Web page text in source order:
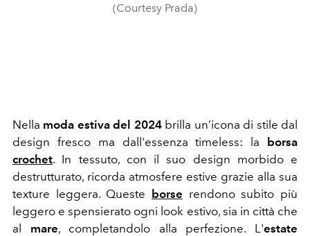
(Courtesy Prada)
Nella moda estiva del 2024brilla un’icona di stile dal
design fresco ma dall'essenza timeless: la borsa
crochet. In tessuto, con il suo design morbido e
destrutturato, ricorda atmosfere estive grazie alla sua
texture leggera. Queste borse rendono subito più
leggero e spensierato ogni look estivo, sia in città che
al mare, completandolo alla perfezione. L'estate